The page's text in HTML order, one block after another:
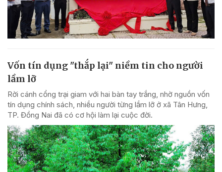
Vốn tín dụng "thắp lại" niềm tin cho người
lầm lỡ
Rời cánh cổng trại giam với hai bàn tay trắng, nhờ nguồn vốn
tín dụng chính sách, nhiều người từng lầm lỡ ở xã Tân Hưng,
TP. Đồng Nai đã có cơ hội làm lại cuộc đời.